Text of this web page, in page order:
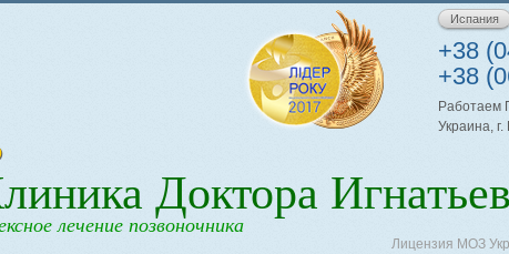
Испания
+38
+38
Работаем
Украина,
Доктора
лечение позвоночника
Лицензия МОЗ